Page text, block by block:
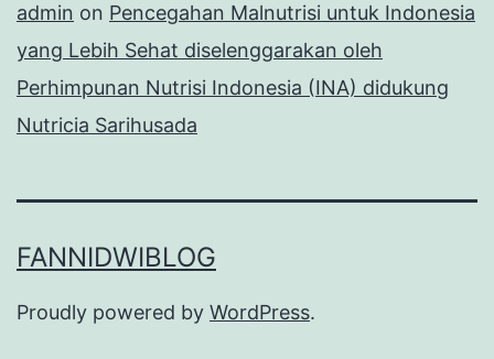
admin on Pencegahan Malnutrisi untuk Indonesia
yang Lebih Sehat diselenggarakan oleh
Perhimpunan Nutrisi Indonesia (INA) didukung
Nutricia Sarihusada
FANNIDWIBLOG
Proudly powered by WordPress.